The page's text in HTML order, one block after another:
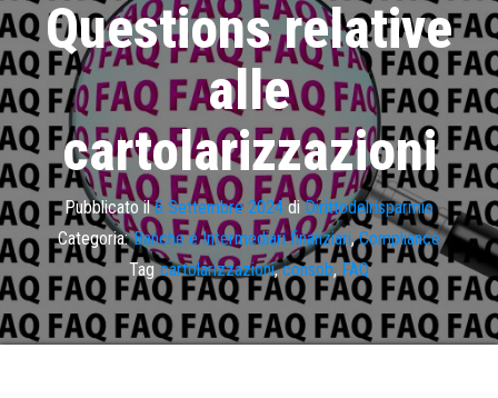
Questions relative
alle
cartolarizzazioni
Pubblicato il6 Settembre 2024 diDirittodelrisparmio
Categoria: Banche e Intermediari finanziari,Compliance
Tag cartolarizzazioni,consob, FAQ